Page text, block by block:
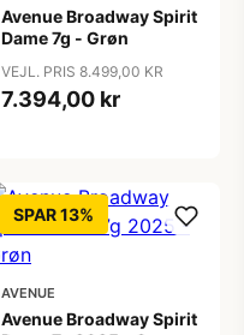
Avenue Broadway Spirit
Dame 7g - Grøn
VEJL. PRIS 8.499,00 KR
7.394,00 kr
SPAR 13%
AVENUE
Avenue Broadway Spirit